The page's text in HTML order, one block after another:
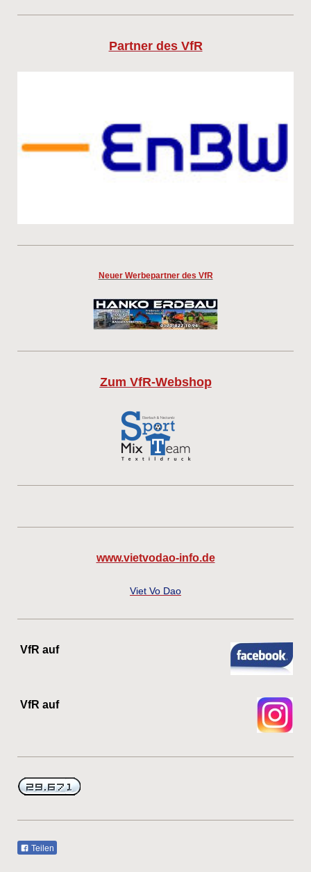
Partner des VfR
Neuer Werbepartner des VfR
Zum VfR-Webshop
www.vietvodao-info.de
Viet Vo Dao
VfR auf
VfR auf
Teilen